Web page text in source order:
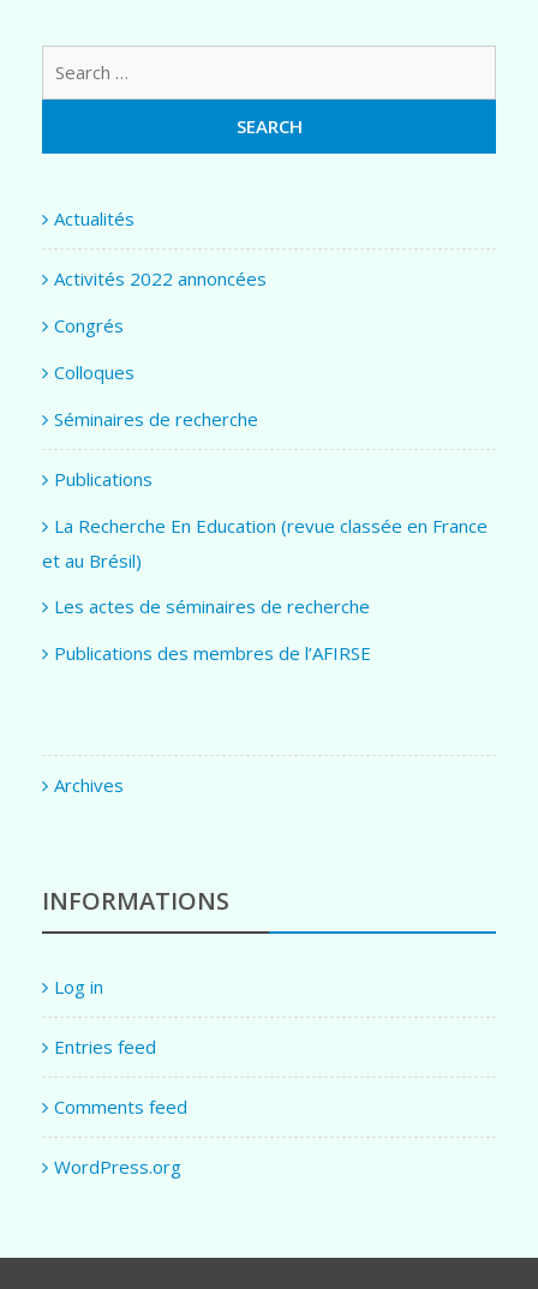
Actualités
Activités 2022 annoncées
Congrés
Colloques
Séminaires de recherche
Publications
La Recherche En Education (revue classée en France
et au Brésil)
Les actes de séminaires de recherche
Publications des membres de l’AFIRSE
Archives
INFORMATIONS
Log in
Entries feed
Comments feed
WordPress.org